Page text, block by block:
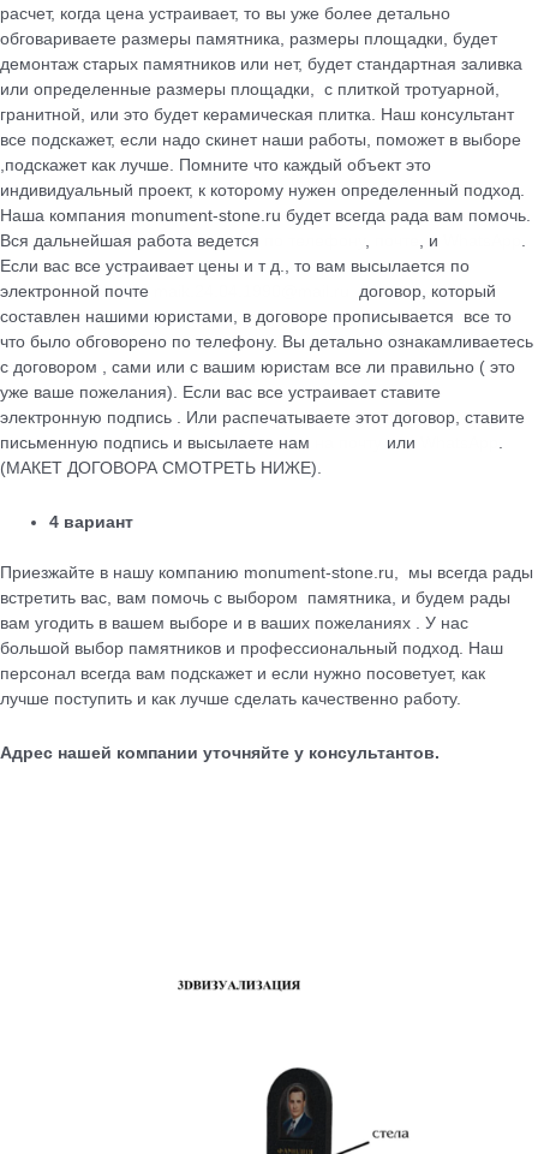
расчет, когда цена устраивает, то вы уже более детально
обговариваете размеры памятника, размеры площадки, будет
демонтаж старых памятников или нет, будет стандартная заливка
или определенные размеры площадки, с плиткой тротуарной,
гранитной, или это будет керамическая плитка. Наш консультант
все подскажет, если надо скинет наши работы, поможет в выборе
,подскажет как лучше. Помните что каждый объект это
индивидуальный проект, к которому нужен определенный подход.
Наша компания monument-stone.ru будет всегда рада вам помочь.
Вся дальнейшая работа ведется
, , и
.
Если вас все устраивает цены и т д., то вам высылается по
электронной почте
договор, который
cоставлен нашими юристами, в договоре прописывается все то
что было обговорено по телефону. Вы детально ознакамливаетесь
с договором , сами или с вашим юристам все ли правильно ( это
уже ваше пожелания). Если вас все устраивает ставите
электронную подпись . Или распечатываете этот договор, ставите
письменную подпись и высылаете нам
или
.
(МАКЕТ ДОГОВОРА СМОТРЕТЬ НИЖЕ).
4 вариант
Приезжайте в нашу компанию monument-stone.ru, мы всегда рады
встретить вас, вам помочь с выбором памятника, и будем рады
вам угодить в вашем выборе и в ваших пожеланиях . У нас
большой выбор памятников и профессиональный подход. Наш
персонал всегда вам подскажет и если нужно посоветует, как
лучше поступить и как лучше сделать качественно работу.
Адрес нашей компании уточняйте у консультантов.